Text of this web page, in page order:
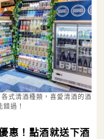
式清酒種類，喜愛清酒的酒
過！
惠！點酒就送下酒